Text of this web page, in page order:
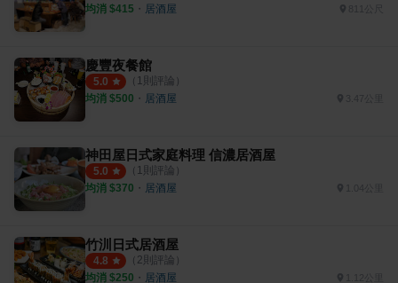
均消 $415 ・ 居酒屋
慶豐夜餐館
5.0 （ 1 則評論）
均消 $500 ・ 居酒屋 3.47公里
神田屋日式家庭料理 信濃居酒屋
5.0 （ 1 則評論）
均消 $370 ・ 居酒屋 1.04公里
竹汌日式居酒屋
4.8 （ 2則評論）
均消 $250 ・ 居酒屋